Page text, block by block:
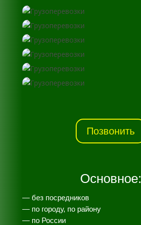
Позвонить
Основное:
— без посредников
— по городу, по району
— по России